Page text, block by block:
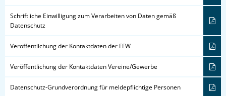
Schriftliche Einwilligung zum Verarbeiten von Daten gemäß
Datenschutz
Veröffentlichung der Kontaktdaten der FFW
Veröffentlichung der Kontaktdaten Vereine/Gewerbe
Datenschutz-Grundverordnung für meldepflichtige Personen